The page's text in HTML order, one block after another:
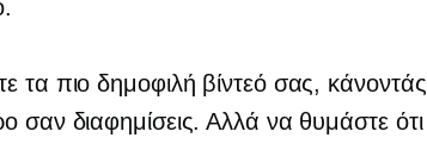
τα πιο δημοφιλή βίντεό σας, κάνοντάς
σαν διαφημίσεις. Αλλά να θυμάστε ότι